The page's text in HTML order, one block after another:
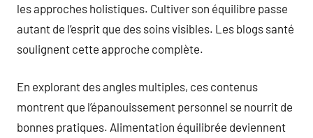
les approches holistiques. Cultiver son équilibre passe
autant de l’esprit que des soins visibles. Les blogs santé
soulignent cette approche complète.
En explorant des angles multiples, ces contenus
montrent que l’épanouissement personnel se nourrit de
bonnes pratiques. Alimentation équilibrée deviennent